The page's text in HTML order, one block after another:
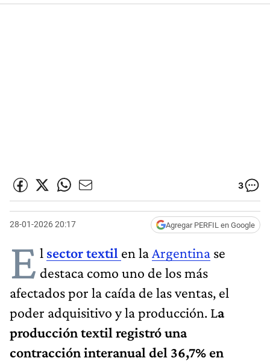
3
28-01-2026 20:17 Agregar PERFIL en Google
E l sector textil en la Argentina se
destaca como uno de los más
afectados por la caída de las ventas, el
poder adquisitivo y la producción. La
producción textil registró una
contracción interanual del 36,7% en